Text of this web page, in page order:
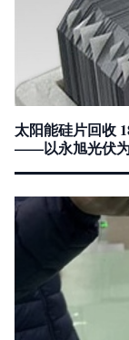
太阳能硅片回收
——以永旭光伏